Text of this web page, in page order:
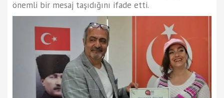
önemli bir mesaj taşıdığını ifade etti.